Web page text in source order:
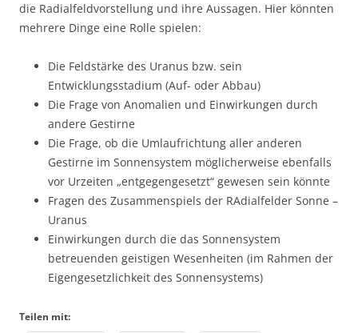
die Radialfeldvorstellung und ihre Aussagen. Hier könnten
mehrere Dinge eine Rolle spielen:
Die Feldstärke des Uranus bzw. sein
Entwicklungsstadium (Auf- oder Abbau)
Die Frage von Anomalien und Einwirkungen durch
andere Gestirne
Die Frage, ob die Umlaufrichtung aller anderen
Gestirne im Sonnensystem möglicherweise ebenfalls
vor Urzeiten „entgegengesetzt“ gewesen sein könnte
Fragen des Zusammenspiels der RAdialfelder Sonne –
Uranus
Einwirkungen durch die das Sonnensystem
betreuenden geistigen Wesenheiten (im Rahmen der
Eigengesetzlichkeit des Sonnensystems)
Teilen mit: